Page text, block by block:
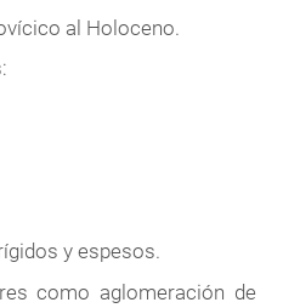
al Holoceno.
y espesos.
como aglomeración de